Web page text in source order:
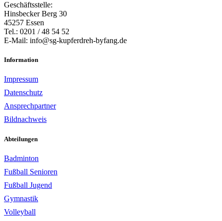
Geschäftsstelle:
Hinsbecker Berg 30
45257 Essen
Tel.: 0201 / 48 54 52
E-Mail: info@sg-kupferdreh-byfang.de
Information
Impressum
Datenschutz
Ansprechpartner
Bildnachweis
Abteilungen
Badminton
Fußball Senioren
Fußball Jugend
Gymnastik
Volleyball